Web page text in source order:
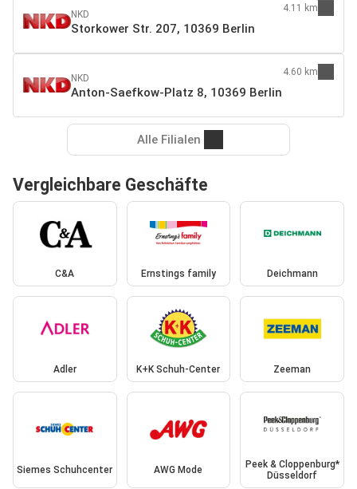
NKD
Storkower Str. 207, 10369 Berlin
4.11 km
NKD
Anton-Saefkow-Platz 8, 10369 Berlin
4.60 km
Alle Filialen
Vergleichbare Geschäfte
C&A Ernstings family Deichmann
Adler K+K Schuh-Center Zeeman
Siemes Schuhcenter AWG Mode
Peek & Cloppenburg*
Düsseldorf